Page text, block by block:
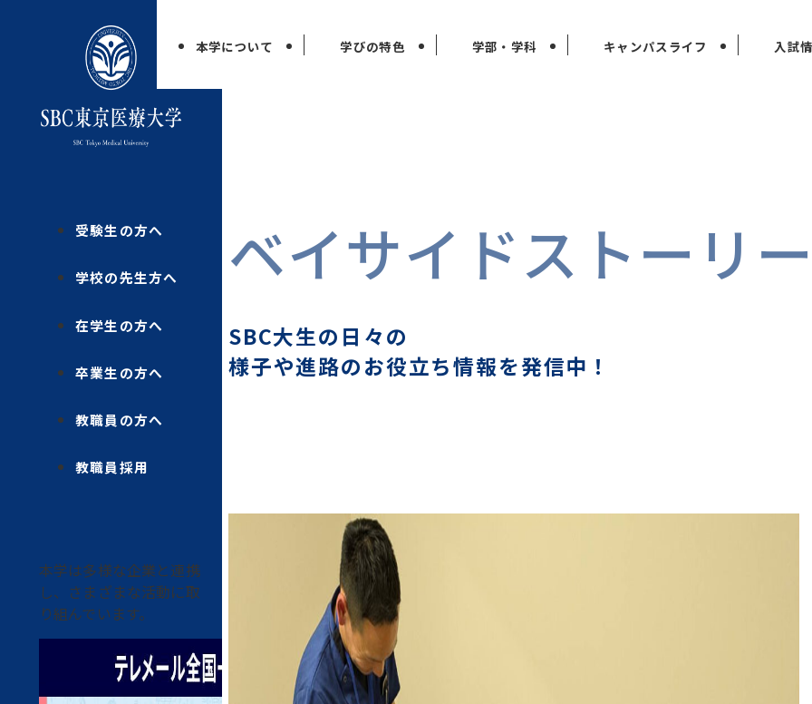
受験生の方へ
学校の先生方へ
在学生の方へ
卒業生の方へ
教職員の方へ
教職員採用
本学は多様な企業と連携
し、さまざまな活動に取
り組んでいます。
本学について 学びの特色 学部・学科 キャンパスライフ 入試
ベイサイドストーリ
SBC大生の日々の
様子や進路のお役立ち情報を発信中！